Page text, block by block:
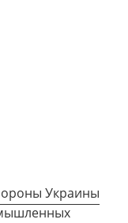
Украины